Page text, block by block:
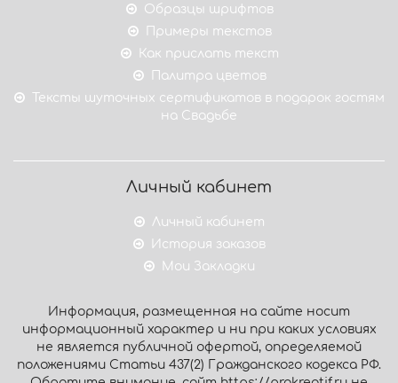
Образцы шрифтов
Примеры текстов
Как прислать текст
Палитра цветов
Тексты шуточных сертификатов в подарок гостям
на Свадьбе
Личный кабинет
Личный кабинет
История заказов
Мои Закладки
Информация, размещенная на сайте носит
информационный характер и ни при каких условиях
не является публичной офертой, определяемой
положениями Статьи 437(2) Гражданского кодекса РФ.